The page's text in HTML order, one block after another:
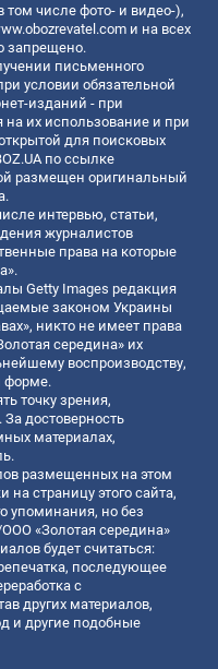
числе фото- и видео-),
и на всех
запрещено.
письменного
условии обязательной
изданий - при
их использование и при
для поисковых
по ссылке
размещен оригинальный
интервью, статьи,
журналистов
права на которые
Getty Images редакция
законом Украины
никто не имеет права
середина» их
воспроизводству,
форме.
точку зрения,
достоверность
материалах,
размещенных на этом
страницу этого сайта,
упоминания, но без
«Золотая середина»
будет считаться:
последующее
с
других материалов,
и другие подобные